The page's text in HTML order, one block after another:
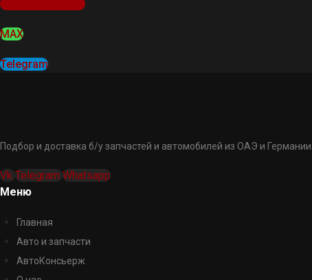
Оставить заявку
MAX
Telegram
Подбор и доставка б/у запчастей и автомобилей из ОАЭ и
Vk Telegram Whatsapp
Меню
Главная
Авто и запчасти
АвтоКонсьерж